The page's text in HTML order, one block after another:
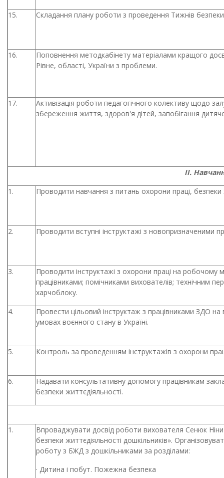
15. Складання плану роботи з проведення Тижнів
16.
Поповнення методкабінету матеріалами кращого
Рівне, області, України з проблеми.
17.
Активізація роботи педагогічного колективу щодо
збереження життя, здоров'я дітей, запобігання
ІІ.
1.
Проводити навчання з питань охорони праці, безпеки
2. Проводити вступні інструктажі з новопризначеними
3.
Проводити інструктажі з охорони праці на робочому
працівниками; помічниками вихователів; технічним
харчоблоку.
4.
Провести цільовий інструктаж з працівниками ЗДО на
умовах воєнного стану в Україні.
5. Контроль за проведенням інструктажів з охорони
6.
Надавати консультативну допомогу працівникам
безпеки життєдіяльності.
1.
Впроваджувати досвід роботи вихователя Сенюк
безпеки життєдіяльності дошкільників».
роботу з БЖД з дошкільниками за розділами:
· Дитина і побут. Пожежна безпека